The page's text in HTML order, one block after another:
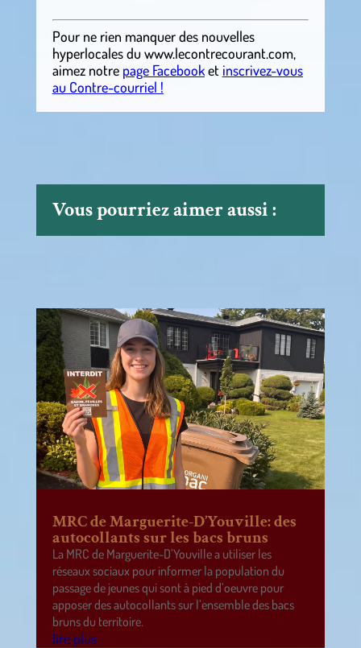
Pour ne rien manquer des nouvelles
hyperlocalesdu www.lecontrecourant.com,
aimez notre page Facebooket inscrivez-vous
au Contre-courriel !
Vous pourriez aimer aussi :
MRC de Marguerite-D’Youville: des
autocollants sur les bacs bruns
La MRC de Marguerite-D’Youville a utiliser les
réseaux sociaux pour informer la population du
passage de jeunes qui sont à pied d’oeuvre pour
apposer des autocollants sur l’ensemble des bacs
bruns du territoire.
lire plus